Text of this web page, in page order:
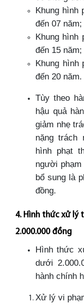
Khung hình
đến 07 năm;
Khung hình
đến 15 năm;
Khung
đến 20 năm.
Tùy theo
hậu quả
giảm nhẹ
nặng trách
hình phạt
người
bổ sung là
đồng.
4. Hình thức xử
2.000.000 đồng
Hình thức
dưới
hành chính
Xử lý vi